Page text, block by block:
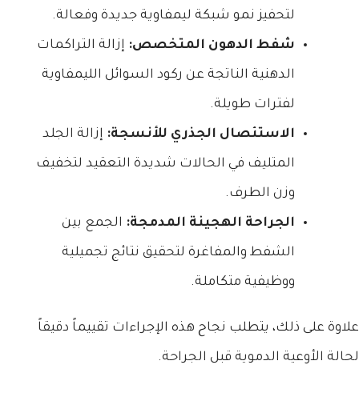
لتحفيز نمو شبكة ليمفاوية جديدة وفعالة.
شفط الدهون المتخصص: إزالة التراكمات
الدهنية الناتجة عن ركود السوائل الليمفاوية
لفترات طويلة.
الاستئصال الجذري للأنسجة: إزالة الجلد
المتليف في الحالات شديدة التعقيد لتخفيف
وزن الطرف.
الجراحة الهجينة المدمجة: الجمع بين
الشفط والمفاغرة لتحقيق نتائج تجميلية
ووظيفية متكاملة.
علاوة على ذلك، يتطلب نجاح هذه الإجراءات تقييماً دقيقاً
لحالة الأوعية الدموية قبل الجراحة.